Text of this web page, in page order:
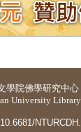
學院佛學研究中心
University